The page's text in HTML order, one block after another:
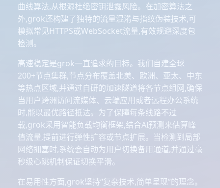
曲线算法,从根源杜绝密钥泄露风险。在加密算法之
外,grok还构建了独特的流量混淆与指纹伪装技术,可
模拟常见HTTPS或WebSocket流量,有效规避深度包
检测。
高速稳定是grok一直追求的目标。我们自建全球
200+节点集群,节点分布覆盖北美、欧洲、亚太、中东
等热点区域,并通过自研的加速隧道将各节点组网,确保
当用户跨洲访问流媒体、云端应用或者远程办公系统
时,能以最优路径抵达。为了保障每条线路不过
载,grok采用智能负载均衡框架,结合AI预测来估算峰
值流量,提前进行弹性扩容或节点扩展。当检测到局部
网络拥塞时,系统会自动为用户切换备用通道,并通过毫
秒级心跳机制保证切换平滑。
在易用性方面,grok坚持“复杂技术,简单呈现”的理念。